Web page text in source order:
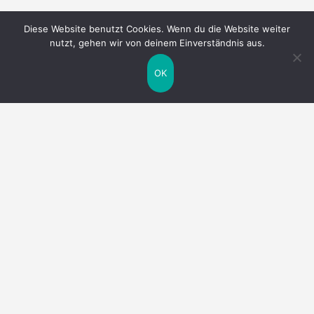
Diese Website benutzt Cookies. Wenn du die Website weiter
nutzt, gehen wir von deinem Einverständnis aus.
OK